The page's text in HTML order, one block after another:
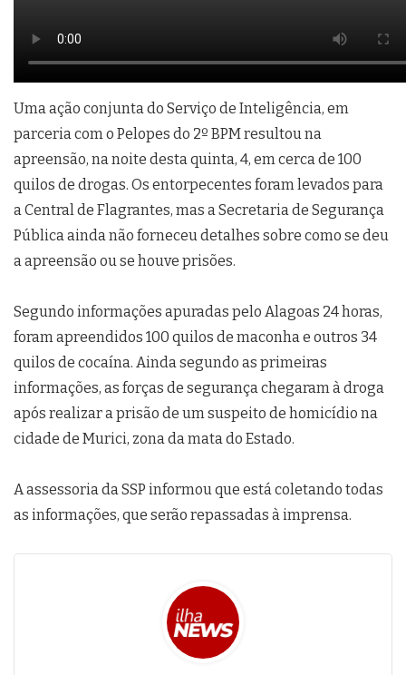
Uma ação conjunta do Serviço de Inteligência, em
parceria com o Pelopes do 2º BPM resultou na
apreensão, na noite desta quinta, 4, em cerca de 100
quilos de drogas. Os entorpecentes foram levados para
a Central de Flagrantes, mas a Secretaria de Segurança
Pública ainda não forneceu detalhes sobre como se deu
a apreensão ou se houve prisões.
Segundo informações apuradas pelo Alagoas 24 horas,
foram apreendidos 100 quilos de maconha e outros 34
quilos de cocaína. Ainda segundo as primeiras
informações, as forças de segurança chegaram à droga
após realizar a prisão de um suspeito de homicídio na
cidade de Murici, zona da mata do Estado.
A assessoria da SSP informou que está coletando todas
as informações, que serão repassadas à imprensa.